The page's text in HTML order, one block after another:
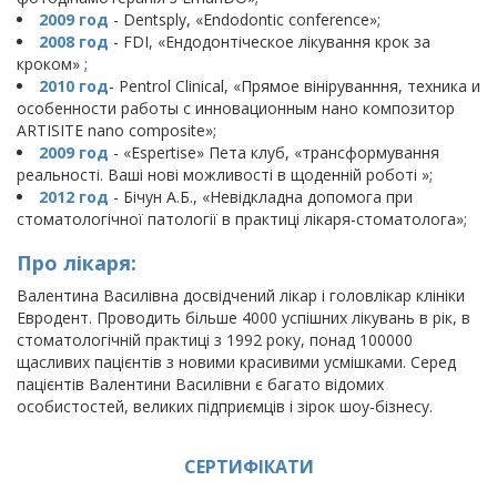
2009 год - Dentsply, «Endodontic conference»;
2008 год - FDI, «Ендодонтіческое лікування крок за
кроком» ;
2010 год- Pentrol Clinical, «Прямое вініруванння, техника и
особенности работы с инновационным нано композитор
ARTISITE nano composite»;
2009 год - «Espertise» Пета клуб, «трансформування
реальності. Ваші нові можливості в щоденній роботі »;
2012 год - Бічун А.Б., «Невідкладна допомога при
стоматологічної патології в практиці лікаря-стоматолога»;
Про лікаря:
Валентина Василівна досвідчений лікар і головлікар клініки
Евродент. Проводить більше 4000 успішних лікувань в рік, в
стоматологічній практиці з 1992 року, понад 100000
щасливих пацієнтів з новими красивими усмішками. Серед
пацієнтів Валентини Василівни є багато відомих
особистостей, великих підприємців і зірок шоу-бізнесу.
СЕРТИФІКАТИ